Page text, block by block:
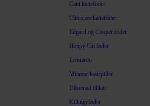
Catit kattefoder
Chicopee kattefoder
Edgard og Cooper foder
Happy Cat foder
Leonardo
Miamor kattepiller
Dåsemad til kat
Killingefoder